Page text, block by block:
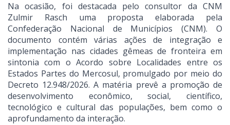
Na ocasião, foi destacada pelo consultor da CNM
Zulmir Rasch uma proposta elaborada pela
Confederação Nacional de Municípios (CNM). O
documento contém várias ações de integração e
implementação nas cidades gêmeas de fronteira em
sintonia com o Acordo sobre Localidades entre os
Estados Partes do Mercosul, promulgado por meio do
Decreto 12.948/2026. A matéria prevê a promoção de
desenvolvimento econômico, social, científico,
tecnológico e cultural das populações, bem como o
aprofundamento da interação.